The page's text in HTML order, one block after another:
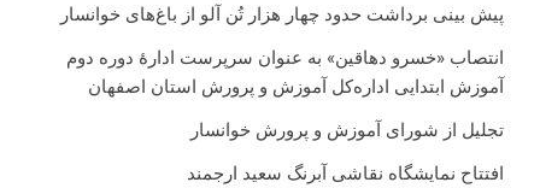
پیش بینی برداشت حدود چهار هزار تُن آلو از باغ‌های خوانسار
انتصاب «خسرو دهاقین» به عنوان سرپرست ادارۀ دوره دوم
آموزش ابتدایی اداره‌کل آموزش و پرورش استان اصفهان
تجلیل از شورای آموزش و پرورش خوانسار
افتتاح نمایشگاه نقاشی آبرنگ سعید ارجمند